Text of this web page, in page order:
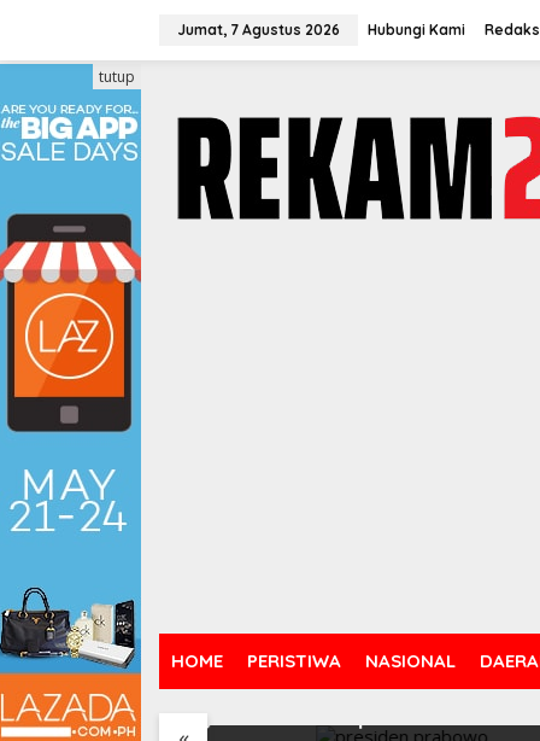
konten
Jumat, 7 Agustus 2026 Hubungi Kami
HOME PERISTIWA NASIONAL
tutup
Senja,
yang
Prabowo Sindir Elite
IHSG